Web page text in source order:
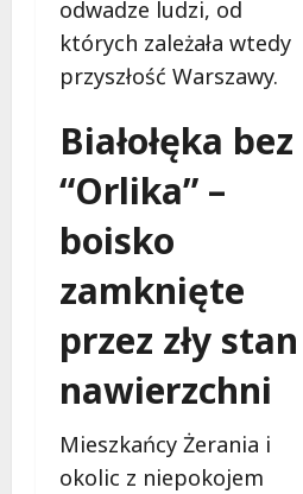
odwadze ludzi, od
których zależała wtedy
przyszłość Warszawy.
Białołęka bez
“Orlika” –
boisko
zamknięte
przez zły stan
nawierzchni
Mieszkańcy Żerania i
okolic z niepokojem